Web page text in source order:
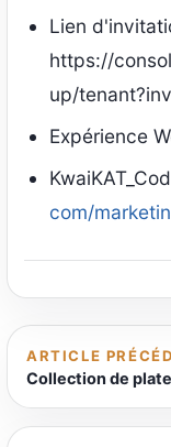
Lien
https://
up/
Expérience
com/
ARTICLE
Collection de